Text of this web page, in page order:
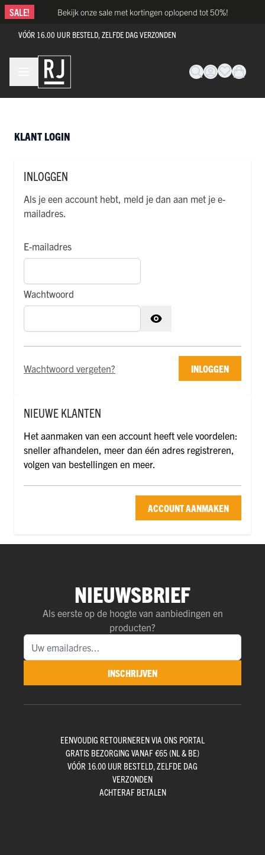
Ga naar de inhoud
SALE! Bekijk onze sale met kortingen oplopend tot 50%!
VÓÓR 16.00 UUR BESTELD, ZELFDE DAG VERZONDEN
KLANT LOGIN
INLOGGEN
Als je een account hebt, meld je dan aan met je e-
mailadres.
E-mailadres
Wachtwoord
INLOGGEN
Wachtwoord vergeten?
NIEUWE KLANTEN
Het aanmaken van een account heeft vele voordelen:
sneller afhandelen, meer dan één adres registreren,
volgen van bestellingen en meer.
ACCOUNT AANMAKEN
NIEUWSBRIEF
Als eerste op de hoogte van aanbiedingen en
producten?
INSCHRIJVEN
EENVOUDIG RETOURNEREN VIA ONS PORTAL
GRATIS BEZORGING VANAF €65 (NL & BE)
VÓÓR 16.00 UUR BESTELD, ZELFDE DAG
VERZONDEN
ACHTERAF BETALEN